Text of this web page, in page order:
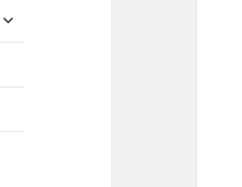
untermenü